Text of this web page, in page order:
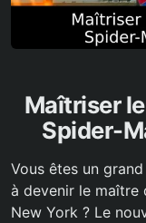
Maîtriser
Spider-
Vous êtes un
à devenir le maître
New York ? Le